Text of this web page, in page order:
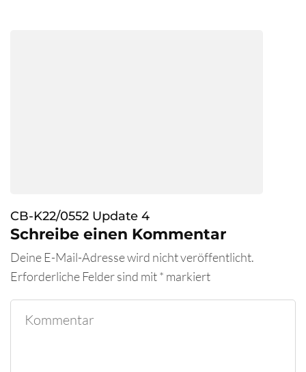
CB-K22/0552 Update 4
Schreibe einen Kommentar
Deine E-Mail-Adresse wird nicht veröffentlicht.
Erforderliche Felder sind mit* markiert